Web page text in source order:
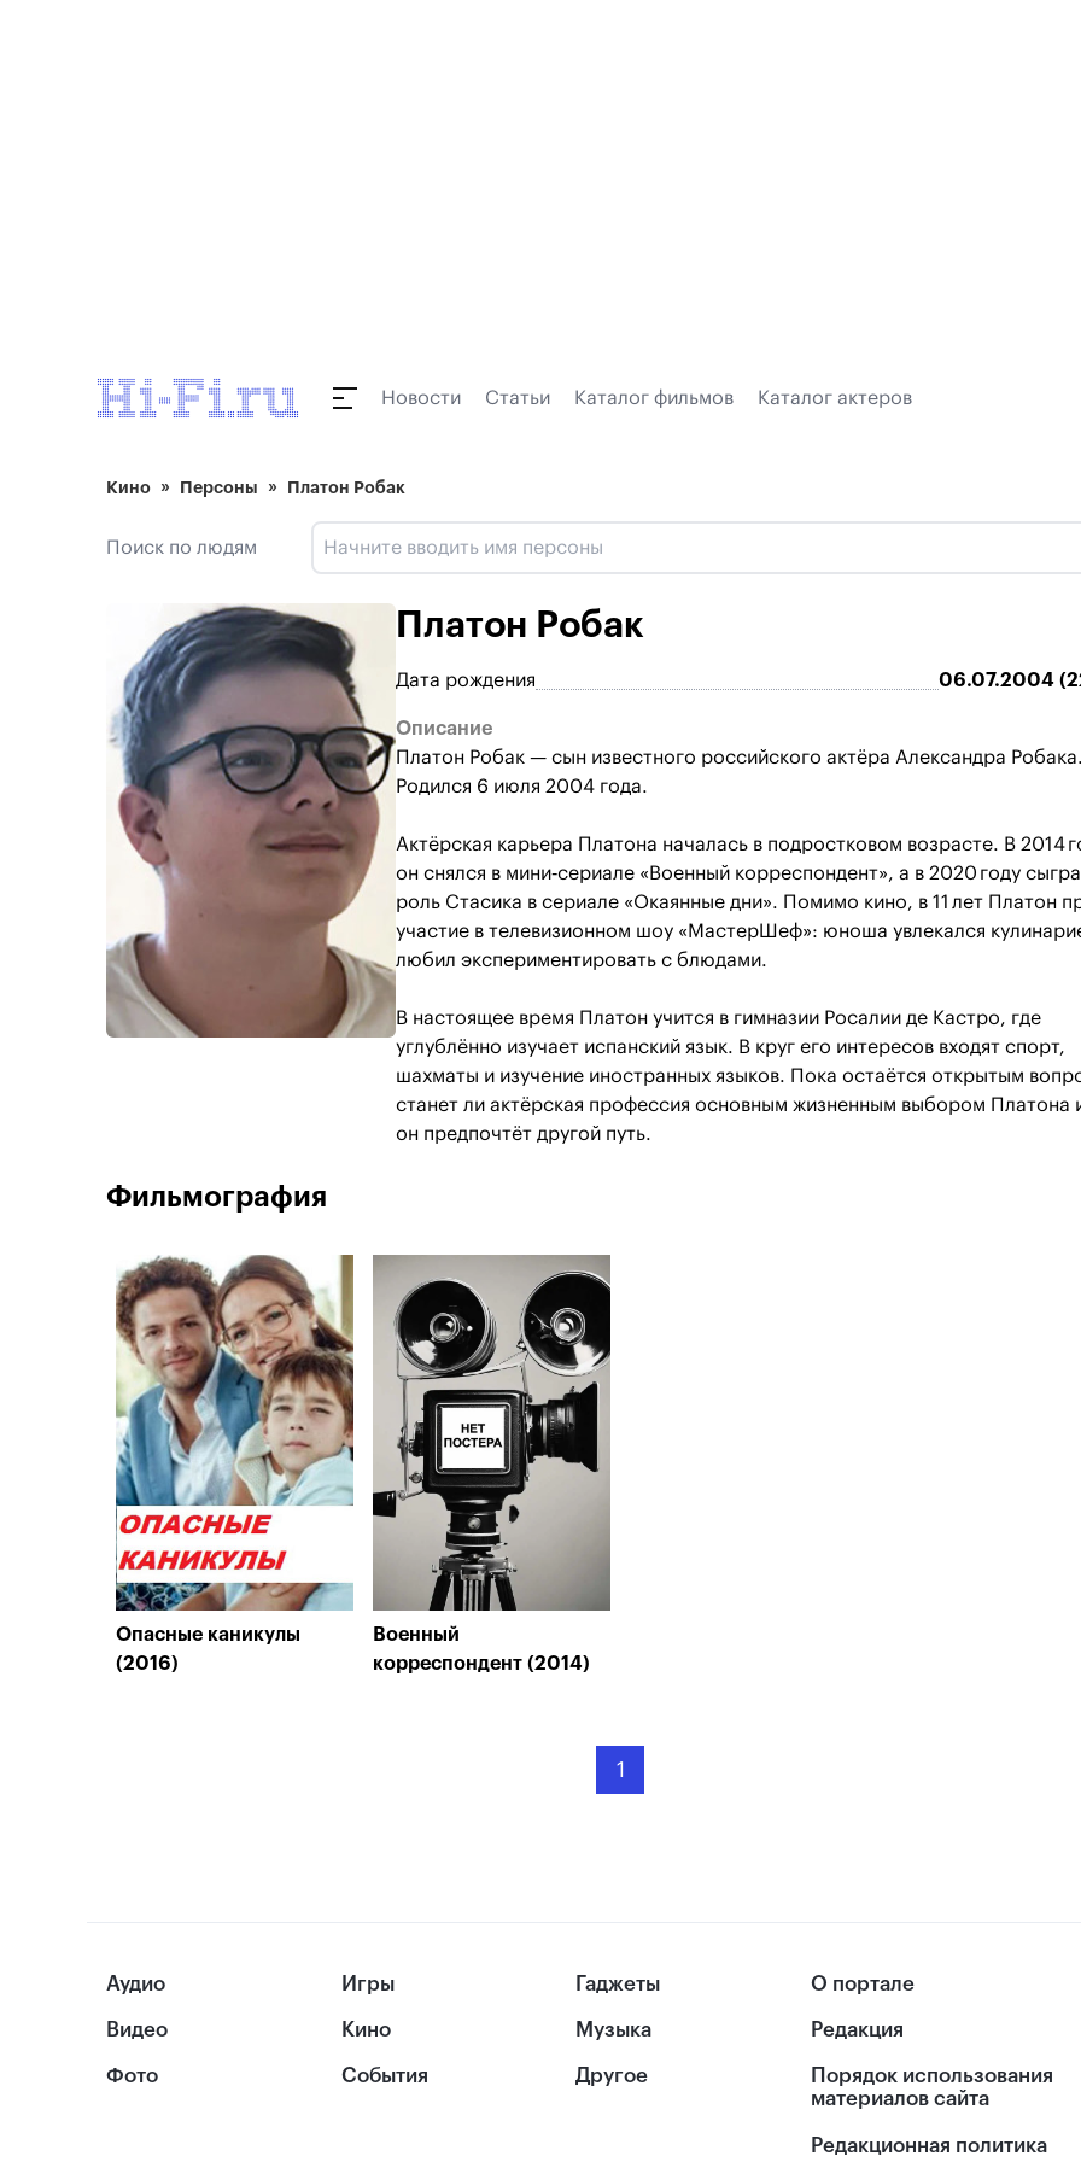
Новости Статьи Каталог фильмов Каталог актеров
Кино Персоны Платон Робак
Поиск по людям
Платон Робак
Дата рождения 06.07.2004
Описание
Платон Робак — сын известного российского актёра Александра
Родился 6 июля 2004 года.
Актёрская карьера Платона началась в подростковом возрасте. В 2014
он снялся в мини‑сериале «Военный корреспондент», а в 2020 году
роль Стасика в сериале «Окаянные дни». Помимо кино, в 11 лет Платон
участие в телевизионном шоу «МастерШеф»: юноша увлекался
любил экспериментировать с блюдами.
В настоящее время Платон учится в гимназии Росалии де Кастро, где
углублённо изучает испанский язык. В круг его интересов входят спорт,
шахматы и изучение иностранных языков. Пока остаётся открытым
станет ли актёрская профессия основным жизненным выбором Платона
он предпочтёт другой путь.
Фильмография
Опасные каникулы
(2016)
Военный
корреспондент (2014)
1
Аудио
Видео
Фото
Игры
Кино
События
Гаджеты
Музыка
Другое
О портале
Редакция
Порядок использования
материалов сайта
Редакционная политика